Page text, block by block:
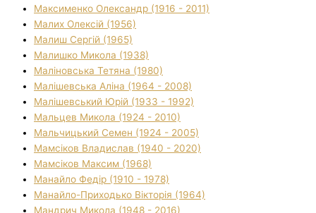
Максименко Олександр (1916 - 2011)
Малих Олексій (1956)
Малиш Сергій (1965)
Малишко Микола (1938)
Маліновська Тетяна (1980)
Малішевська Аліна (1964 - 2008)
Малішевський Юрій (1933 - 1992)
Мальцев Микола (1924 - 2010)
Мальчицький Семен (1924 - 2005)
Мамсіков Владислав (1940 - 2020)
Мамсіков Максим (1968)
Манайло Федір (1910 - 1978)
Манайло-Приходько Вікторія (1964)
Мандрич Микола (1948 - 2016)